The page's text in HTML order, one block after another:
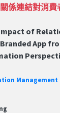
係連結對消費
of
App
Management